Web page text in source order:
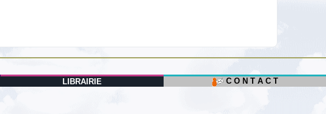
LIBRAIRIE C O N T A C T